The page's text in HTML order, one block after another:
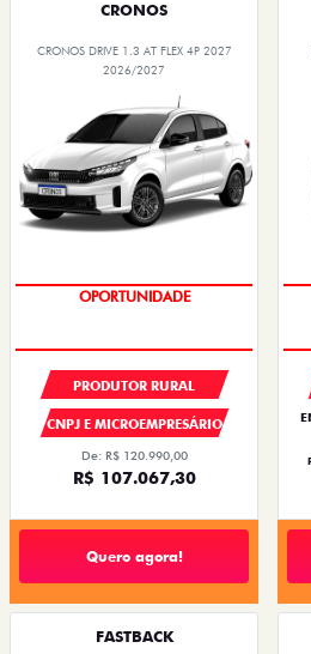
CRONOS
CRONOS DRIVE 1.3 AT FLEX 4P 2027
2026/2027
OPORTUNIDADE
PRODUTOR RURAL
CNPJ E MICROEMPRESÁRIO
De: R$ 120.990,00
R$ 107.067,30
Quero agora!
FASTBACK